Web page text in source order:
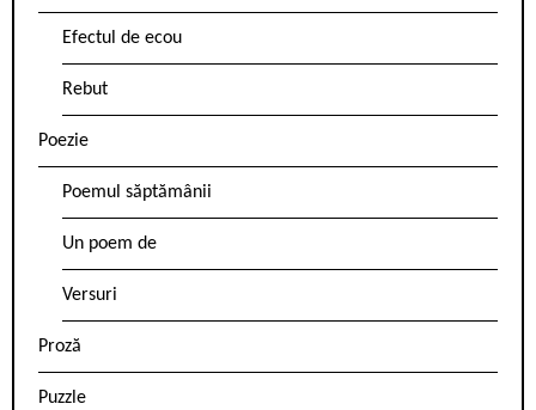
Efectul de ecou
Rebut
Poezie
Poemul săptămânii
Un poem de
Versuri
Proză
Puzzle